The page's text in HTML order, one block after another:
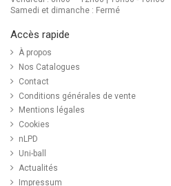
Samedi et dimanche : Fermé
Accès rapide
À propos
Nos Catalogues
Contact
Conditions générales de vente
Mentions légales
Cookies
nLPD
Uni-ball
Actualités
Impressum